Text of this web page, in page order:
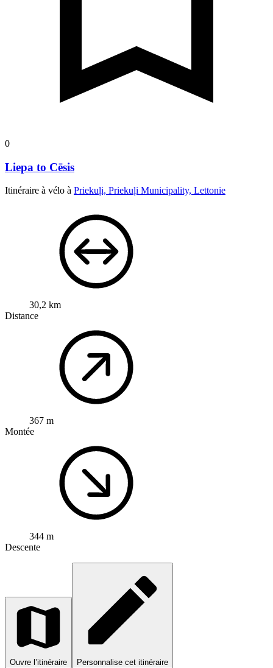
0
Liepa to Cēsis
Itinéraire à vélo à Priekuļi, Priekuļi Municipality, Lettonie
30,2 km
Distance
367 m
Montée
344 m
Descente
Ouvre l’itinéraire Personnalise cet itinéraire